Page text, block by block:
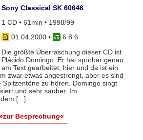
Sony Classical SK 60646
1 CD • 61min • 1998/99
01.04.2000•
6 8 6
Die größte Überraschung dieser CD ist
Plácido Domingo. Er hat spürbar genau
am Text gearbeitet, hier und da ist ein
zwar etwas angestrengt, aber es sind
Spitzentöne zu hören. Domingo singt
und sehr sauber. Im
[...]
Besprechung«